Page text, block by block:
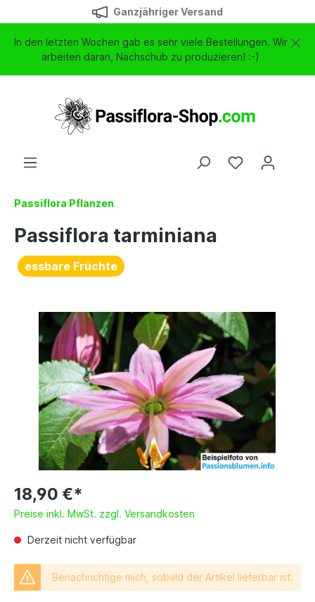
Ganzjähriger Versand
In den letzten Wochen gab es sehr viele Bestellungen. Wir
arbeiten daran, Nachschub zu produzieren! :-)
Passiflora Pflanzen
Passiflora tarminiana
essbare Früchte
18,90 €*
Preise inkl. MwSt. zzgl. Versandkosten
Derzeit nicht verfügbar
Benachrichtige mich, sobald der Artikel lieferbar ist.